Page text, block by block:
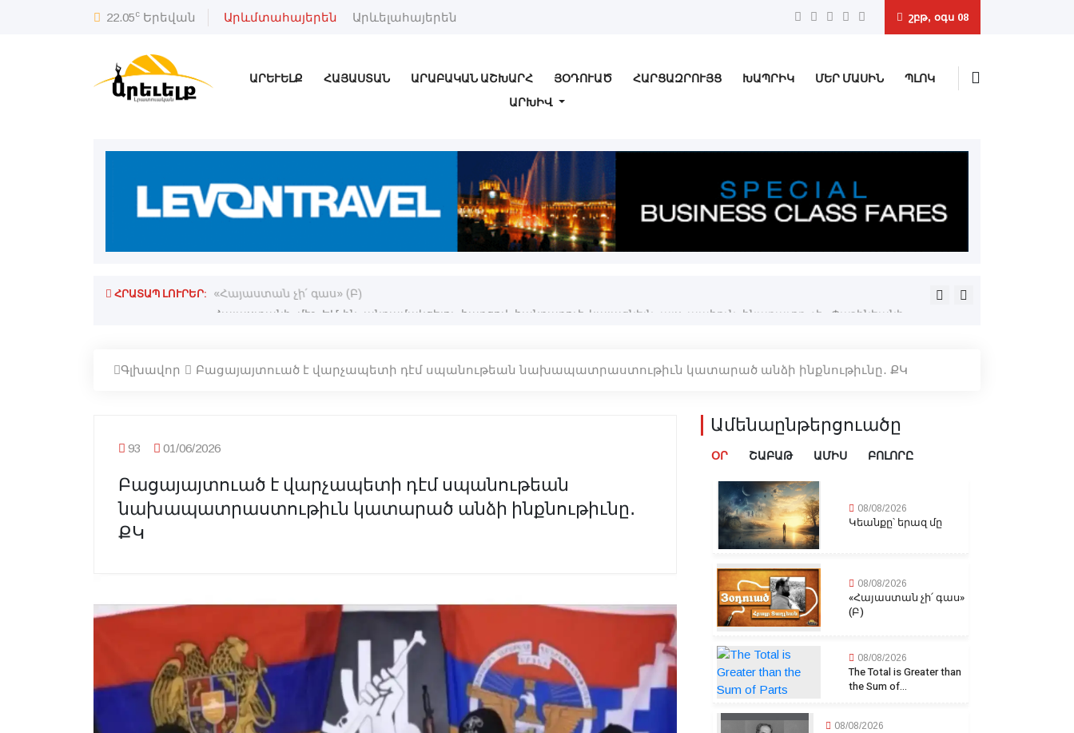
22.05c Երեվան Արևմտահայերեն Արևելահայերեն շբթ, օգս 08
ԱՐԵՒԵԼՔ ՀԱՅԱՍՏԱՆ ԱՐԱԲԱԿԱՆ ԱՇԽԱՐՀ ՅՕԴՈՒԱԾ ՀԱՐՑԱԶՐՈՒՅՑ ԽԱՊՐԻԿ ՄԵՐ ՄԱՍԻՆ
ՊԼՈԿ
ԱՐԽԻՎ
ՀՐԱՏԱՊ ԼՈՒՐԵՐ:
հնարաւոր չէ. Փաշինեանի «Հայաստան չի՛ գաս» (Բ)
Հանդիսապետութեամբ ԱՄՆ
Գլխավոր Բացայայտուած է վարչապետի դէմ սպանութեան նախապատրաստութիւն կատարած անձի ինքնութիւնը․ ՔԿ
93 01/06/2026
Բացայայտուած է վարչապետի դէմ սպանութեան
նախապատրաստութիւն կատարած անձի ինքնութիւնը․
ՔԿ
Ամենաընթերցուածը
ՕՐ ՇԱԲԱԹ ԱՄԻՍ ԲՈԼՈՐԸ
08/08/2026
Կեանքը՝ երազ մը
08/08/2026
«Հայաստան չի՛ գաս»
(Բ)
08/08/2026
The Total is Greater than
the Sum of...
08/08/2026